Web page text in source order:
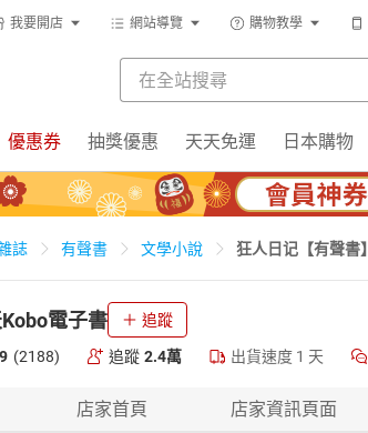
我要開店 網站導覽 購物教學
優惠券 抽獎優惠 天天免運 日本購物
誌 有聲書 文學小說 狂人日记【有聲書】
電子書 追蹤
(2188) 追蹤 2.4萬 出貨速度 1 天
店家首頁 店家資訊頁面